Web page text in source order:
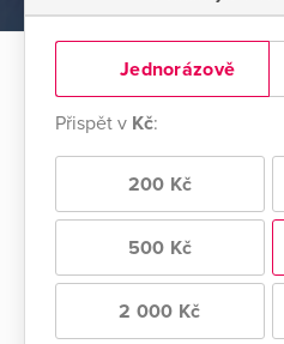
Jednorázově
Přispět v Kč:
200 Kč
500 Kč
2 000 Kč